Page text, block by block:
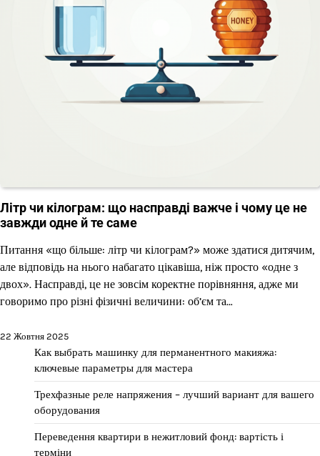
Літр чи кілограм: що насправді важче і чому це не
завжди одне й те саме
Питання «що більше: літр чи кілограм?» може здатися дитячим,
але відповідь на нього набагато цікавіша, ніж просто «одне з
двох». Насправді, це не зовсім коректне порівняння, адже ми
говоримо про різні фізичні величини: об’єм та…
22 Жовтня 2025
Как выбрать машинку для перманентного макияжа:
ключевые параметры для мастера
Трехфазные реле напряжения – лучший вариант для вашего
оборудования
Переведення квартири в нежитловий фонд: вартість і
терміни